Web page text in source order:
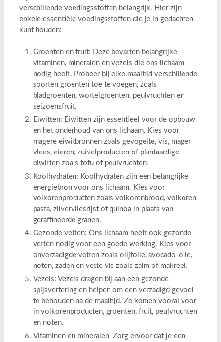
verschillende voedingsstoffen belangrijk. Hier zijn
enkele essentiële voedingsstoffen die je in gedachten
kunt houden:
Groenten en fruit: Deze bevatten belangrijke
vitaminen, mineralen en vezels die ons lichaam
nodig heeft. Probeer bij elke maaltijd verschillende
soorten groenten toe te voegen, zoals
bladgroenten, wortelgroenten, peulvruchten en
seizoensfruit.
Eiwitten: Eiwitten zijn essentieel voor de opbouw
en het onderhoud van ons lichaam. Kies voor
magere eiwitbronnen zoals gevogelte, vis, mager
vlees, eieren, zuivelproducten of plantaardige
eiwitten zoals tofu of peulvruchten.
Koolhydraten: Koolhydraten zijn een belangrijke
energiebron voor ons lichaam. Kies voor
volkorenproducten zoals volkorenbrood, volkoren
pasta, zilvervliesrijst of quinoa in plaats van
geraffineerde granen.
Gezonde vetten: Ons lichaam heeft ook gezonde
vetten nodig voor een goede werking. Kies voor
onverzadigde vetten zoals olijfolie, avocado-olie,
noten, zaden en vette vis zoals zalm of makreel.
Vezels: Vezels dragen bij aan een gezonde
spijsvertering en helpen om een verzadigd gevoel
te behouden na de maaltijd. Ze komen vooral voor
in volkorenproducten, groenten, fruit, peulvruchten
en noten.
Vitaminen en mineralen: Zorg ervoor dat je een